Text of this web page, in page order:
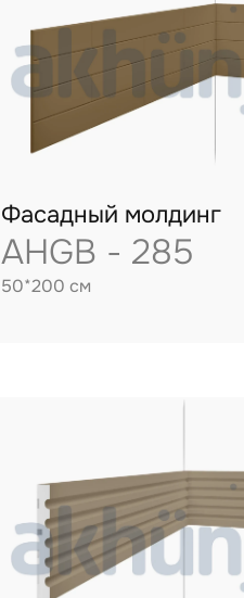
Фасадный молдинг
AHGB - 285
50*200 см